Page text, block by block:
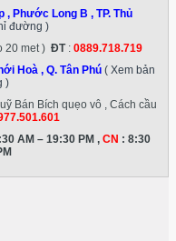
Phước Long B , TP. Thủ
đường )
20 met ) ĐT: 0889.718.719
Hoà , Q. Tân Phú ( Xem bản
)
Bán Bích quẹo vô , Cách cầu
AM – 19:30 PM , CN : 8:30